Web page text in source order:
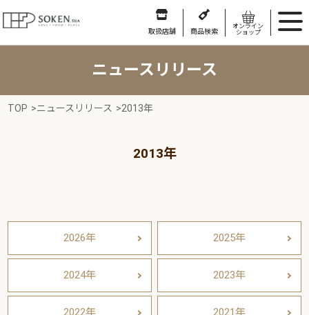
取扱店舗 商品検索
オンライン
ショップ
ニュースリリース
TOP >ニュースリリース >2013年
2013年
2026年 2025年
2024年 2023年
2022年 2021年